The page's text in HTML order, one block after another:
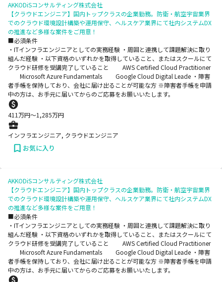
AKKODiSコンサルティング株式会社
【クラウドエンジニア】国内トップクラスの企業勤務。防衛・航空宇宙業界
でのクラウド環境設計構築や運用保守、ヘルスケア業界にて社内システムDX
の推進など多様な案件をご用意！
■必須条件
・ITインフラエンジニアとしての実務経験 ・周囲と連携して課題解決に取り
組んだ経験 ・以下資格のいずれかを取得していること、またはスクールにて
クラウド研修を受講完了していること AWS Certified Cloud Practitioner
Microsoft Azure Fundamentals Google Cloud Digital Leade ・障害
者手帳を保持しており、会社に届け出ることが可能な方 ※障害者手帳を申請
中の方は、お手元に届いてからのご応募をお願いいたします。
411万円〜1,285万円
インフラエンジニア, クラウドエンジニア
お気に入り
AKKODiSコンサルティング株式会社
【クラウドエンジニア】国内トップクラスの企業勤務。防衛・航空宇宙業界
でのクラウド環境設計構築や運用保守、ヘルスケア業界にて社内システムDX
の推進など多様な案件をご用意！
■必須条件
・ITインフラエンジニアとしての実務経験 ・周囲と連携して課題解決に取り
組んだ経験 ・以下資格のいずれかを取得していること、またはスクールにて
クラウド研修を受講完了していること AWS Certified Cloud Practitioner
Microsoft Azure Fundamentals Google Cloud Digital Leade ・障害
者手帳を保持しており、会社に届け出ることが可能な方 ※障害者手帳を申請
中の方は、お手元に届いてからのご応募をお願いいたします。